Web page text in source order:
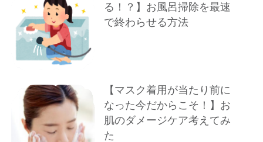
る！？】お風呂掃除を最速
で終わらせる方法
【マスク着用が当たり前に
なった今だからこそ！】お
肌のダメージケア考えてみ
た